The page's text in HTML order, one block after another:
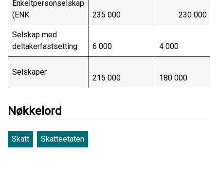
Enkeltpersonselskap
(ENK
235 000 230 000
Selskap med
deltakerfastsetting
6 000 4 000
Selskaper
215 000 180 000
Nøkkelord
Skatt Skatteetaten